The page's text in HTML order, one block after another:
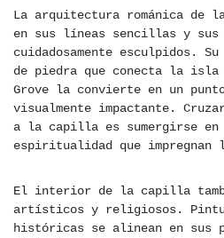
La arquitectura románica de
en sus líneas sencillas y
cuidadosamente esculpidos.
de piedra que conecta la isla
Grove la convierte en un
visualmente impactante.
a la capilla es sumergirse
espiritualidad que impregnan
El interior de la capilla
artísticos y religiosos.
históricas se alinean en sus